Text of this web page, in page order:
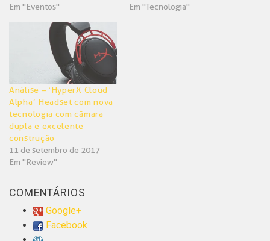
Em "Eventos"
Em "Tecnologia"
Análise – ‘HyperX Cloud
Alpha’ Headset com nova
tecnologia com câmara
dupla e excelente
construção
11 de setembro de 2017
Em "Review"
COMENTÁRIOS
Google+
Facebook